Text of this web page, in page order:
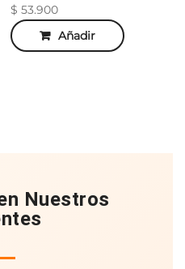
$ 53.900
Añadir
Nuestros